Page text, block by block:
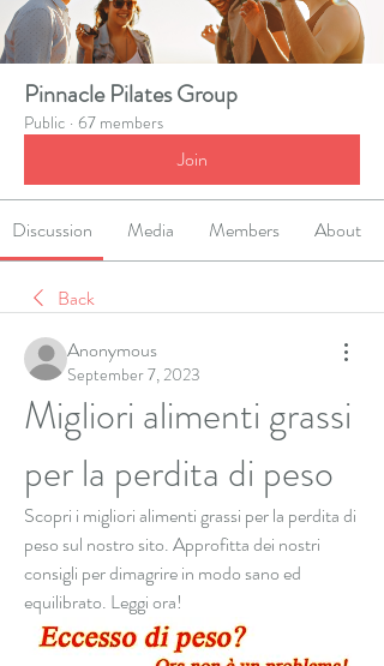
Pinnacle Pilates Group
Public · 67 members
Join
Discussion Media Members About
Back
Anonymous
September 7, 2023
Migliori alimenti grassi
per la perdita di peso
Scopri i migliori alimenti grassi per la perdita di
peso sul nostro sito. Approfitta dei nostri
consigli per dimagrire in modo sano ed
equilibrato. Leggi ora!